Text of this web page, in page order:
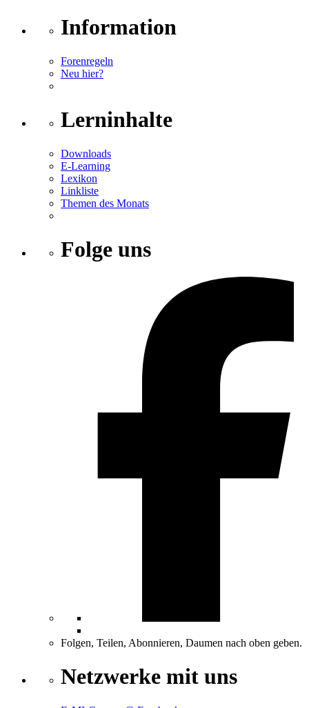
Information
Forenregeln
Neu hier?
Lerninhalte
Downloads
E-Learning
Lexikon
Linkliste
Themen des Monats
Folge uns
Folgen, Teilen, Abonnieren, Daumen nach oben geben.
Netzwerke mit uns